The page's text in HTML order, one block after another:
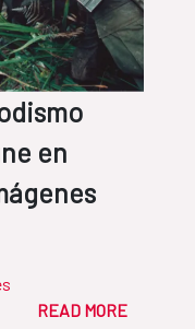
en
READ MORE